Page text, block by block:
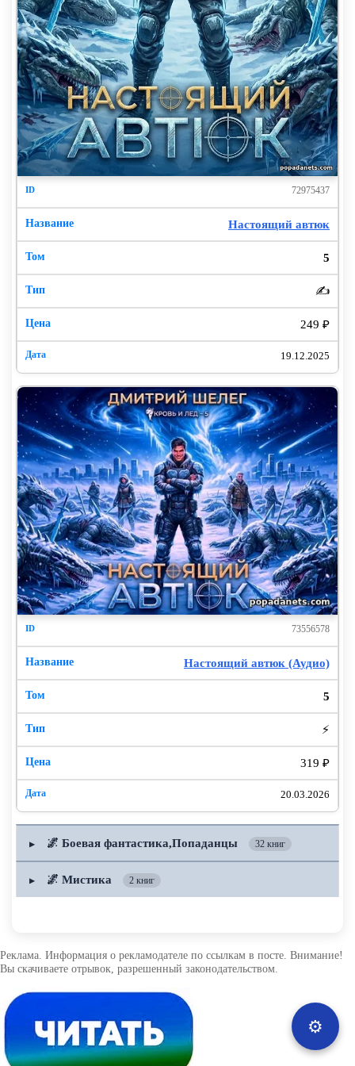
72975437
Настоящий автюк
5
✍️
249 ₽
19.12.2025
73556578
Настоящий автюк (Аудио)
5
⚡
319 ₽
20.03.2026
▶ 🌌 Боевая фантастика,Попаданцы 32 книг
▶ 🌌 Мистика 2 книг
⚙️
Реклама. Информация о рекламодателе по ссылкам в посте. Внимание!
Вы скачиваете отрывок, разрешенный законодательством.